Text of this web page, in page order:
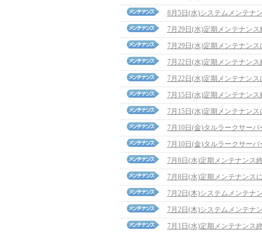
8月5日(水)システムメンテナ
7月29日(水)定期メンテナン
7月29日(水)定期メンテナンス
7月22日(水)定期メンテナン
7月22日(水)定期メンテナンス
7月15日(水)定期メンテナン
7月15日(水)定期メンテナンス
7月10日(金)タルラークサー
7月10日(金)タルラークサー
7月8日(水)定期メンテナンス
7月8日(水)定期メンテナンス
7月2日(木)システムメンテナ
7月2日(木)システムメンテナ
7月1日(水)定期メンテナンス